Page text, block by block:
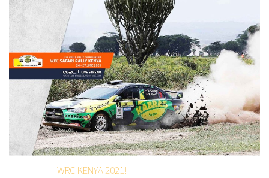
WRC KENYA 2021!